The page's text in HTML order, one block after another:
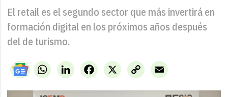
El retail es el segundo sector que más invertirá en
formación digital en los próximos años después
del de turismo.
WhatsAppLinkedIn X
Facebook
Copy
Link
Email